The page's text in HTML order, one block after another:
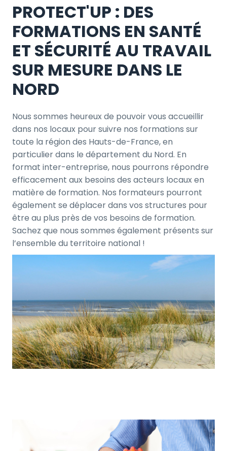
PROTECT'UP : DES
FORMATIONS EN SANTÉ
ET SÉCURITÉ AU TRAVAIL
SUR MESURE DANS LE
NORD
Nous sommes heureux de pouvoir vous accueillir
dans nos locaux pour suivre nos formations sur
toute la région des Hauts-de-France, en
particulier dans le département du Nord. En
format inter-entreprise, nous pourrons répondre
efficacement aux besoins des acteurs locaux en
matière de formation. Nos formateurs pourront
également se déplacer dans vos structures pour
être au plus près de vos besoins de formation.
Sachez que nous sommes également présents sur
l’ensemble du territoire national !